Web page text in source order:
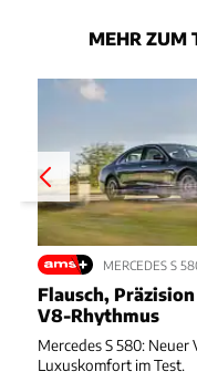
MEHR ZUM
MERCEDES S
Flausch,
V8-Rhythmus
Mercedes S 580:
Luxuskomfort im Test.